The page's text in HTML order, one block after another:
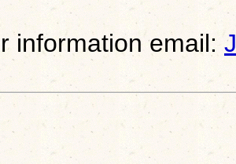
information email: